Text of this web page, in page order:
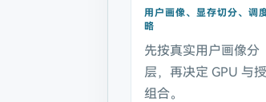
用户画像、显存切分、调
略
先按真实用户画像分
层，再决定 GPU 与
组合。